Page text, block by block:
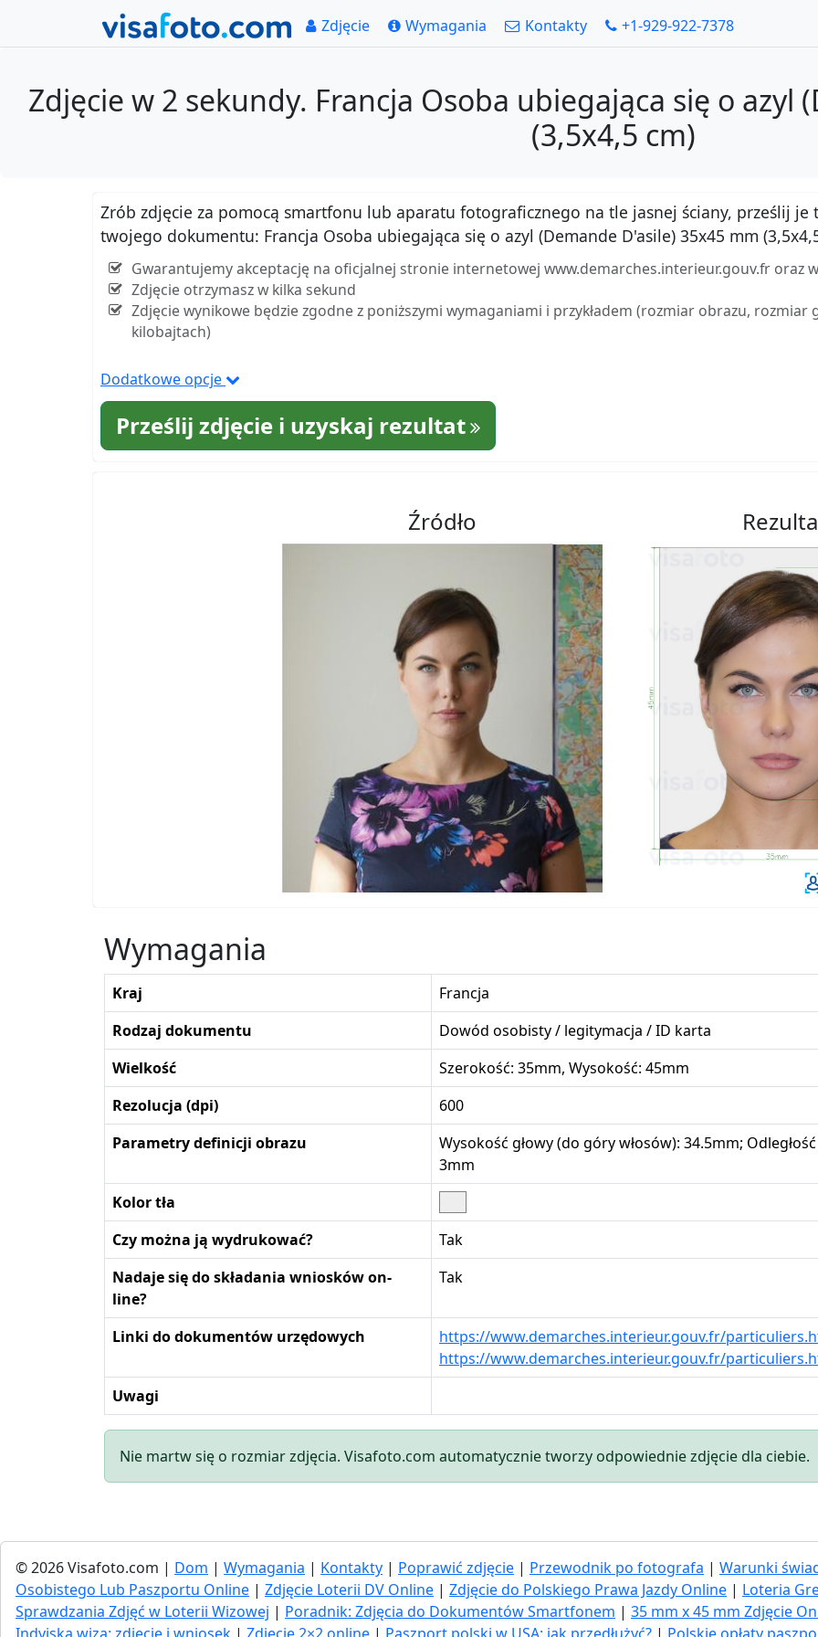
Zdjęcie Wymagania Kontakty +1-929-922-7378
Zdjęcie w 2 sekundy. Francja Osoba ubiegająca się o azyl
(3,5x4,5 cm)
Zrób zdjęcie za pomocą smartfonu lub aparatu fotograficznego na tle jasnej ściany, prześlij
twojego dokumentu: Francja Osoba ubiegająca się o azyl (Demande D'asile) 35x45 mm
Gwarantujemy akceptację na oficjalnej stronie internetowej www.demarches.interieur.gouv.fr oraz
Zdjęcie otrzymasz w kilka sekund
Zdjęcie wynikowe będzie zgodne z poniższymi wymaganiami i przykładem (rozmiar obrazu, rozmiar
kilobajtach)
Dodatkowe opcje
Prześlij zdjęcie i uzyskaj rezultat
Źródło
Wymagania
Kraj
Francja
Rodzaj dokumentu
Dowód osobisty / legitymacja / ID karta
Wielkość
Szerokość: 35mm, Wysokość: 45mm
Rezolucja (dpi)
600
Parametry definicji obrazu
Wysokość głowy (do góry włosów): 34.5mm;
3mm
Kolor tła
Czy można ją wydrukować?
Tak
Nadaje się do składania wniosków on-
line?
Tak
Linki do dokumentów urzędowych
https://www.demarches.interieur.gouv.fr/
https://www.demarches.interieur.gouv.fr/
Uwagi
Nie martw się o rozmiar zdjęcia. Visafoto.com automatycznie tworzy odpowiednie zdjęcie dla ciebie.
© 2026 Visafoto.com | Dom | Wymagania | Kontakty | Poprawić zdjęcie | Przewodnik po fotografa | Warunki
Osobistego Lub Paszportu Online | Zdjęcie Loterii DV Online | Zdjęcie do Polskiego Prawa Jazdy Online | Loteria
Sprawdzania Zdjęć w Loterii Wizowej | Poradnik: Zdjęcia do Dokumentów Smartfonem | 35 mm x 45 mm Zdjęcie